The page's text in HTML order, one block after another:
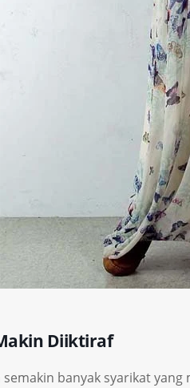
Diiktiraf
semakin banyak syarikat